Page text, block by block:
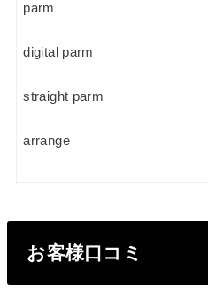
parm
digital parm
straight parm
arrange
お客様口コミ